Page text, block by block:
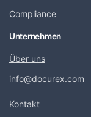
Compliance
Unternehmen
Über uns
info@docurex.com
Kontakt